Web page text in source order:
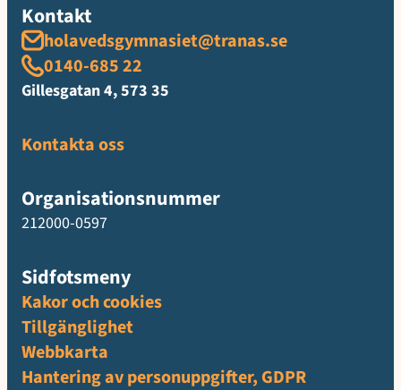
Kontakt
holavedsgymnasiet@tranas.se
0140-685 22
Gillesgatan 4, 573 35
Kontakta oss
Organisationsnummer
212000-0597
Sidfotsmeny
Kakor och cookies
Tillgänglighet
Webbkarta
Hantering av personuppgifter, GDPR